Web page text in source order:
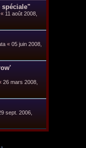
spéciale"
« 11 août 2008,
« 05 juin 2008,
26 mars 2008,
sept. 2006,